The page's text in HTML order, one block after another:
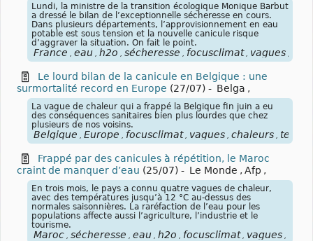
Lundi, la ministre de la transition écologique Monique Barbut
a dressé le bilan de l’exceptionnelle sécheresse en cours.
Dans plusieurs départements, l’approvisionnement en eau
potable est sous tension et la nouvelle canicule risque
d’aggraver la situation. On fait le point.
France eau h2o sécheresse focusclimat vagues
Le lourd bilan de la canicule en Belgique : une
surmortalité record en Europe (27/07) - Belga ,
La vague de chaleur qui a frappé la Belgique fin juin a eu
des conséquences sanitaires bien plus lourdes que chez
plusieurs de nos voisins.
Belgique Europe focusclimat vagues chaleurs
Frappé par des canicules à répétition, le Maroc
craint de manquer d’eau (25/07) - Le Monde , Afp ,
En trois mois, le pays a connu quatre vagues de chaleur,
avec des températures jusqu’à 12 °C au-dessus des
normales saisonnières. La raréfaction de l’eau pour les
populations affecte aussi l’agriculture, l’industrie et le
tourisme.
Maroc sécheresse eau h2o focusclimat vagues